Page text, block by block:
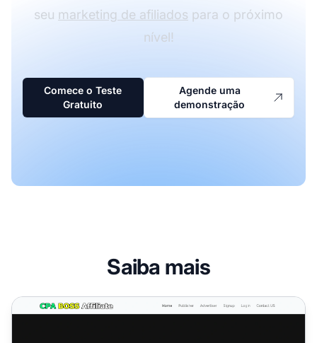
seu marketing de afiliados para o próximo
nível!
Comece o Teste
Gratuito
Agende uma
demonstração
Saiba mais
Programa de Afiliados CPA Boss